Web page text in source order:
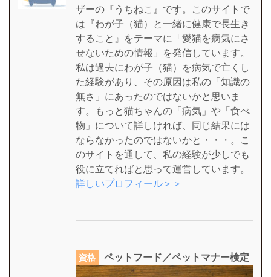
ザーの『うちねこ』です。このサイトで
は『わが子（猫）と一緒に健康で長生き
すること』をテーマに「愛猫を病気にさ
せないための情報」を発信しています。
私は過去にわが子（猫）を病気で亡くし
た経験があり、その原因は私の「知識の
無さ」にあったのではないかと思いま
す。もっと猫ちゃんの「病気」や「食べ
物」について詳しければ、同じ結果には
ならなかったのではないかと・・・。こ
のサイトを通して、私の経験が少しでも
役に立てればと思って運営しています。
詳しいプロフィール＞＞
資格 ペットフード／ペットマナー検定